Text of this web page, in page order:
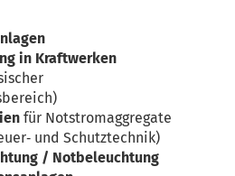
in Kraftwerken
für Notstromaggregate
und Schutztechnik)
/ Notbeleuchtung